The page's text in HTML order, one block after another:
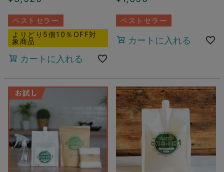
ベストセラー
よりどり5個10％OFF対
象商品
カートに入れる
ベストセラー
カートに入れる